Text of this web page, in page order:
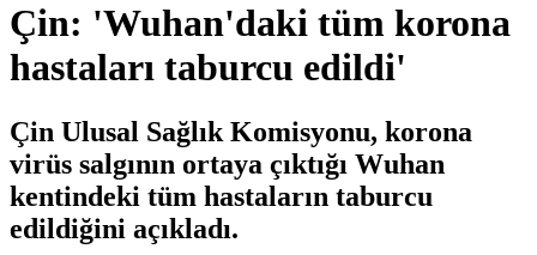
Çin: 'Wuhan'daki tüm korona
hastaları taburcu edildi'
Çin Ulusal Sağlık Komisyonu, korona
virüs salgının ortaya çıktığı Wuhan
kentindeki tüm hastaların taburcu
edildiğini açıkladı.